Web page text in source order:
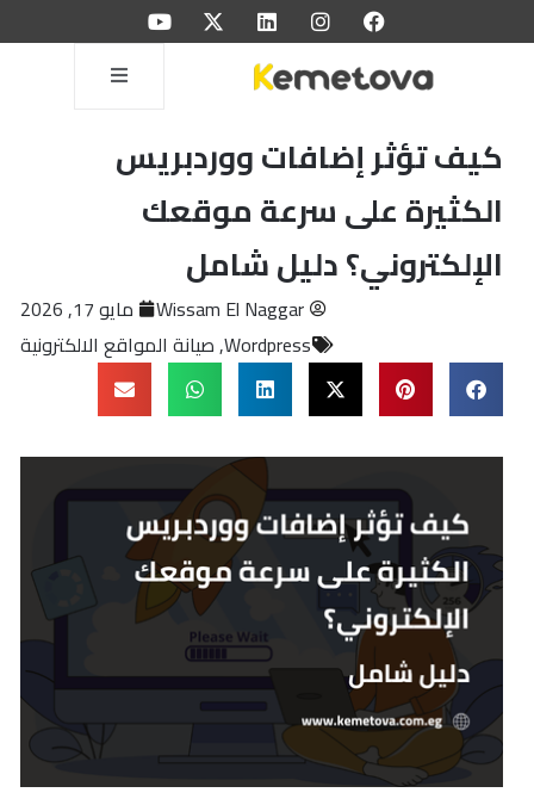
كيف تؤثر إضافات ووردبريس
الكثيرة على سرعة موقعك
الإلكتروني؟ دليل شامل
Wissam El Naggar
مايو 17, 2026
Wordpress
,صيانة المواقع الالكترونية